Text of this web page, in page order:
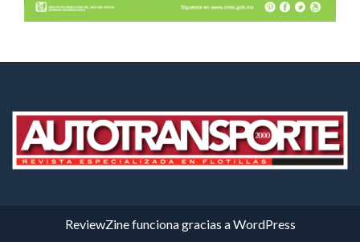
ReviewZinefunciona gracias aWordPress